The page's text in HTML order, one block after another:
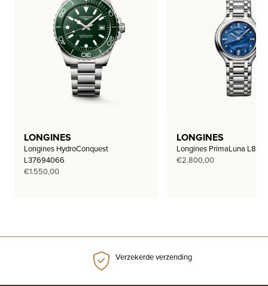
LONGINES
Longines HydroConquest
L37694066
€1.550,00
LONGINES
Longines PrimaLuna
€2.800,00
Verzekerde verzending